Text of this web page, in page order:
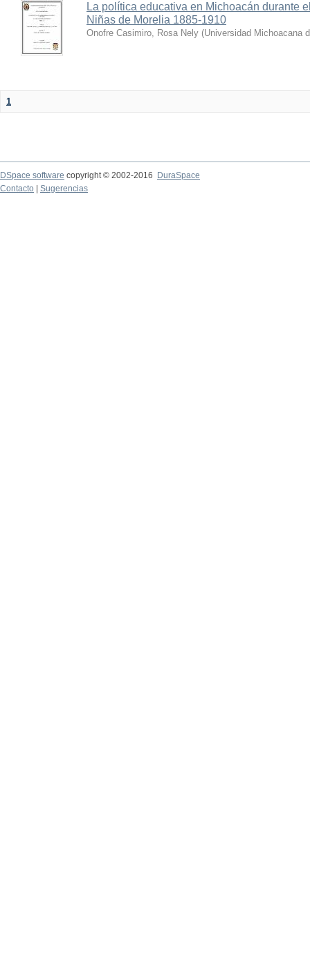
La política educativa en Michoacán durante
Niñas de Morelia 1885-1910
Onofre Casimiro, Rosa Nely (Universidad Michoacana
1
DSpace software copyright © 2002-2016
DuraSpace
Contacto
Sugerencias